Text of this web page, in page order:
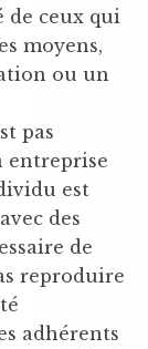
de ceux qui
moyens,
ou un
pas
entreprise
est
des
de
reproduire
adhérents